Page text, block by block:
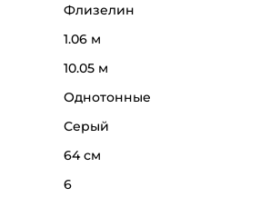
Флизелин
1.06 м
10.05 м
Однотонные
Серый
64 см
6